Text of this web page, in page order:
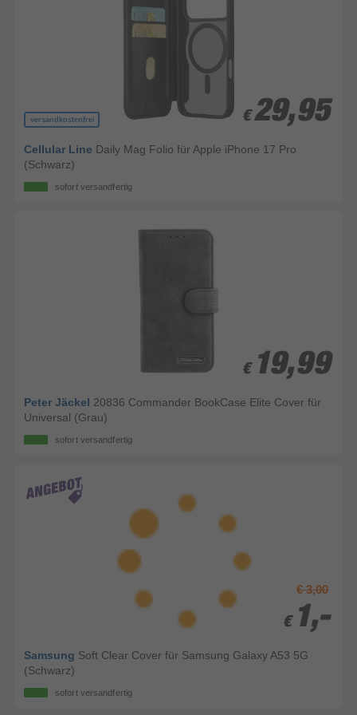
versandkostenfrei € 29,95
€ 29,95
Cellular Line Daily Mag Folio für Apple iPhone 17 Pro
(Schwarz)
sofort versandfertig
€ 19,99
€ 19,99
Peter Jäckel 20836 Commander BookCase Elite Cover für
Universal (Grau)
sofort versandfertig
€ 3,00
€ 1,-
€ 1,-
Samsung Soft Clear Cover für Samsung Galaxy A53 5G
(Schwarz)
sofort versandfertig